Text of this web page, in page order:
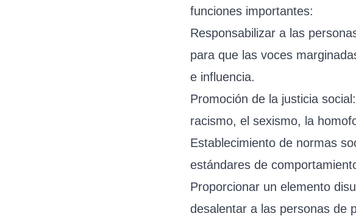
funciones importantes:
Responsabilizar a las
para que las voces
e influencia.
Promoción de la justicia
racismo, el sexismo, la
Establecimiento de normas
estándares de
Proporcionar un elemento
desalentar a las personas de